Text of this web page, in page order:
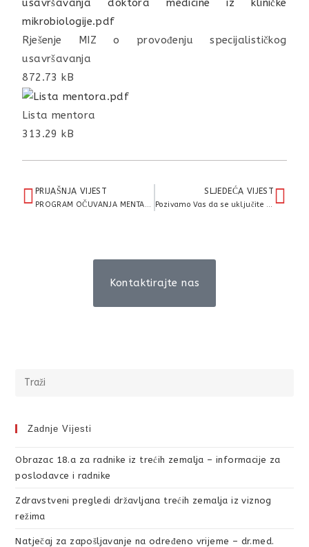
Rješenje MIZ o provođenju specijalističkog
usavršavanja
872.73 kB
Lista mentora
313.29 kB
PRIJAŠNJA VIJEST SLJEDEĆA VIJEST
Kontaktirajte nas
Zadnje Vijesti
Obrazac 18.a za radnike iz trećih zemalja – informacije za
poslodavce i radnike
Zdravstveni pregledi državljana trećih zemalja iz viznog
režima
Natječaj za zapošljavanje na određeno vrijeme – dr.med.